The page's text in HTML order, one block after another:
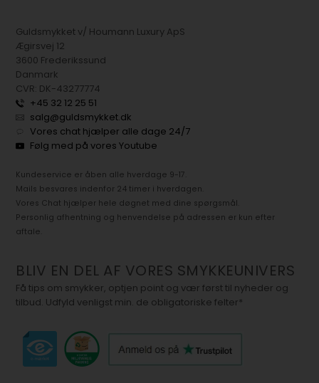
Guldsmykket v/ Houmann Luxury ApS
Ægirsvej 12
3600 Frederikssund
Danmark
CVR: DK-43277774
+45 32 12 25 51
salg@guldsmykket.dk
Vores chat hjælper alle dage 24/7
Følg med på vores Youtube
Kundeservice er åben alle hverdage 9-17.
Mails besvares indenfor 24 timer i hverdagen.
Vores Chat hjælper hele døgnet med dine spørgsmål.
Personlig afhentning og henvendelse på adressen er kun efter
aftale.
BLIV EN DEL AF VORES SMYKKEUNIVERS
Få tips om smykker, optjen point og vær først til nyheder og
tilbud. Udfyld venligst min. de obligatoriske felter*